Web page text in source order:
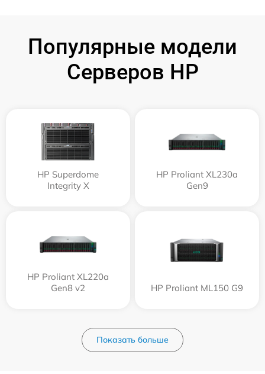
Популярные модели
Серверов HP
HP Superdome
Integrity Х
HP Proliant XL230a
Gen9
HP Proliant XL220a
Gen8 v2
HP Proliant ML150 G9
Показать больше